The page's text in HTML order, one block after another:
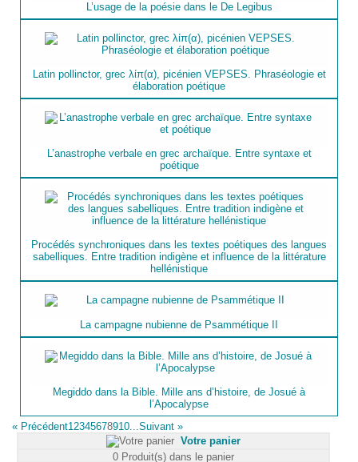
L’usage de la poésie dans le De Legibus
Latin pollinctor, grec λίπ(α), picénien VEPSES. Phraséologie et
élaboration poétique
L’anastrophe verbale en grec archaïque. Entre syntaxe et
poétique
Procédés synchroniques dans les textes poétiques des langues
sabelliques. Entre tradition indigène et influence de la littérature
hellénistique
La campagne nubienne de Psammétique II
Megiddo dans la Bible. Mille ans d’histoire, de Josué à
l’Apocalypse
« Précédent12345678910...Suivant »
Votre panier
0 Produit(s) dans le panier